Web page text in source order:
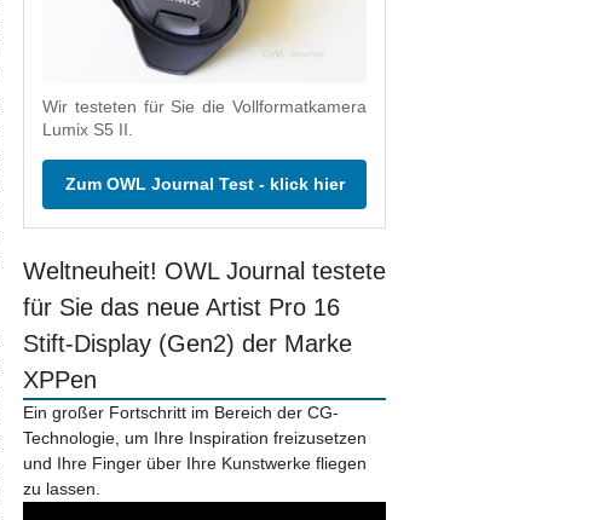
Wir testeten für Sie die Vollformatkamera
Lumix S5 II.
Zum OWL Journal Test - klick hier
Weltneuheit! OWL Journal testete
für Sie das neue Artist Pro 16
Stift-Display (Gen2) der Marke
XPPen
Ein großer Fortschritt im Bereich der CG-
Technologie, um Ihre Inspiration freizusetzen
und Ihre Finger über Ihre Kunstwerke fliegen
zu lassen.